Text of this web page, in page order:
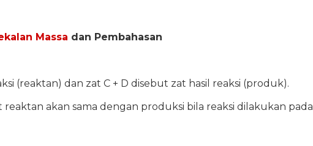
Massa dan Pembahasan
(reaktan) dan zat C + D disebut zat hasil reaksi (produk).
reaktan akan sama dengan produksi bila reaksi dilakukan pada